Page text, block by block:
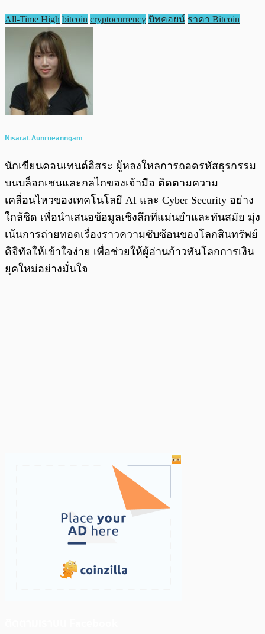
All-Time High bitcoin cryptocurrency บิทคอยน์ ราคา Bitcoin
Nisarat Aunrueanngam
นักเขียนคอนเทนต์อิสระ ผู้หลงใหลการถอดรหัสธุรกรรม
บนบล็อกเชนและกลไกของเจ้ามือ ติดตามความ
เคลื่อนไหวของเทคโนโลยี AI และ Cyber Security อย่าง
ใกล้ชิด เพื่อนำเสนอข้อมูลเชิงลึกที่แม่นยำและทันสมัย มุ่ง
เน้นการถ่ายทอดเรื่องราวความซับซ้อนของโลกสินทรัพย์
ดิจิทัลให้เข้าใจง่าย เพื่อช่วยให้ผู้อ่านก้าวทันโลกการเงิน
ยุคใหม่อย่างมั่นใจ